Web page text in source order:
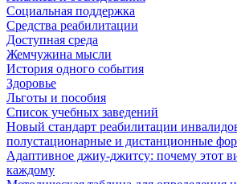
Социальная поддержка
Средства реабилитации
Доступная среда
Жемчужина мысли
История одного события
Здоровье
Льготы и пособия
Список учебных заведений
Новый стандарт реабилитации
полустационарные и дистанционные
Адаптивное джиу-джитсу: почему этот
каждому